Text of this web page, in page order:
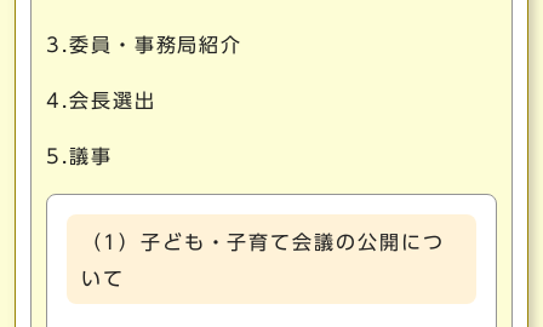
3.委員・事務局紹介
4.会長選出
5.議事
（1）子ども・子育て会議の公開につ
いて